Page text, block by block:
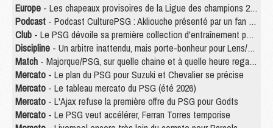
Europe - Les chapeaux provisoires de la Ligue des champions 2026/27
Podcast - Podcast CulturePSG : Akliouche présenté par un fan de Monaco
Club - Le PSG dévoile sa première collection d'entraînement pour 2026/2027
Discipline - Un arbitre inattendu, mais porte-bonheur pour Lens/PSG
Match - Majorque/PSG, sur quelle chaine et à quelle heure regarder le match ?
Mercato - Le plan du PSG pour Suzuki et Chevalier se précise
Mercato - Le tableau mercato du PSG (été 2026)
Mercato - L'Ajax refuse la première offre du PSG pour Godts
Mercato - Le PSG veut accélérer, Ferran Torres temporise